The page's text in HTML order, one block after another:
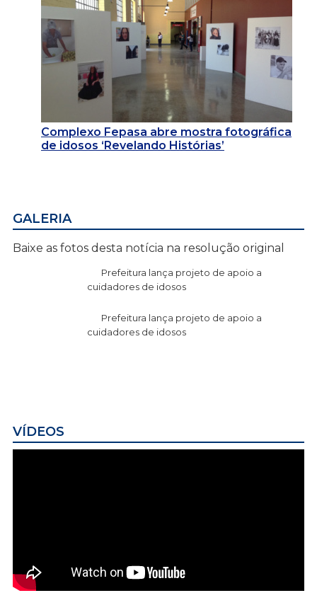
Complexo Fepasa abre mostra fotográfica
de idosos ‘Revelando Histórias’
GALERIA
Baixe as fotos desta notícia na resolução original
Prefeitura lança projeto de apoio a
cuidadores de idosos
Prefeitura lança projeto de apoio a
cuidadores de idosos
VÍDEOS